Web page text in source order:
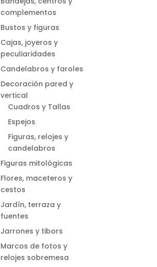
complementos
Bustos y figuras
Cajas, joyeros y
peculiaridades
Candelabros y faroles
Decoración pared y
vertical
Cuadros y Tallas
Espejos
Figuras, relojes y
candelabros
Figuras mitológicas
Flores, maceteros y
cestos
Jardín, terraza y
fuentes
Jarrones y tibors
Marcos de fotos y
relojes sobremesa